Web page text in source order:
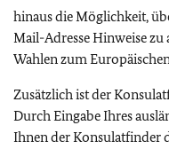
hinaus die Möglichkeit,
Mail-Adresse Hinweise zu
Wahlen zum
Zusätzlich ist der
Durch Eingabe Ihres
Ihnen der Konsulatfinder